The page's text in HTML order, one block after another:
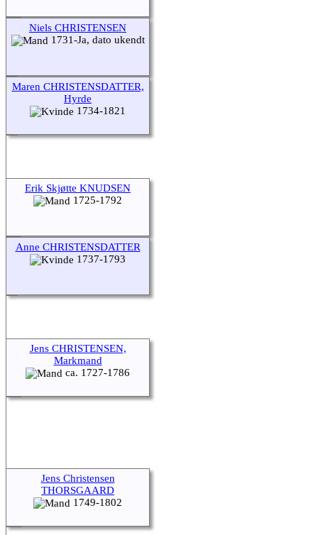
Niels CHRISTENSEN
1731-Ja, dato ukendt
Maren CHRISTENSDATTER,
Hyrde
1734-1821
Erik Skjøtte KNUDSEN
1725-1792
Anne CHRISTENSDATTER
1737-1793
Jens CHRISTENSEN,
Markmand
ca. 1727-1786
Jens Christensen
THORSGAARD
1749-1802